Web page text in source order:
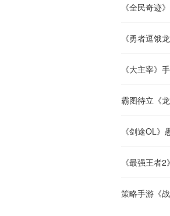
《全民奇迹
《勇者逗饿
《大主宰》
霸图待立《
《剑途OL
《最强王者
策略手游《